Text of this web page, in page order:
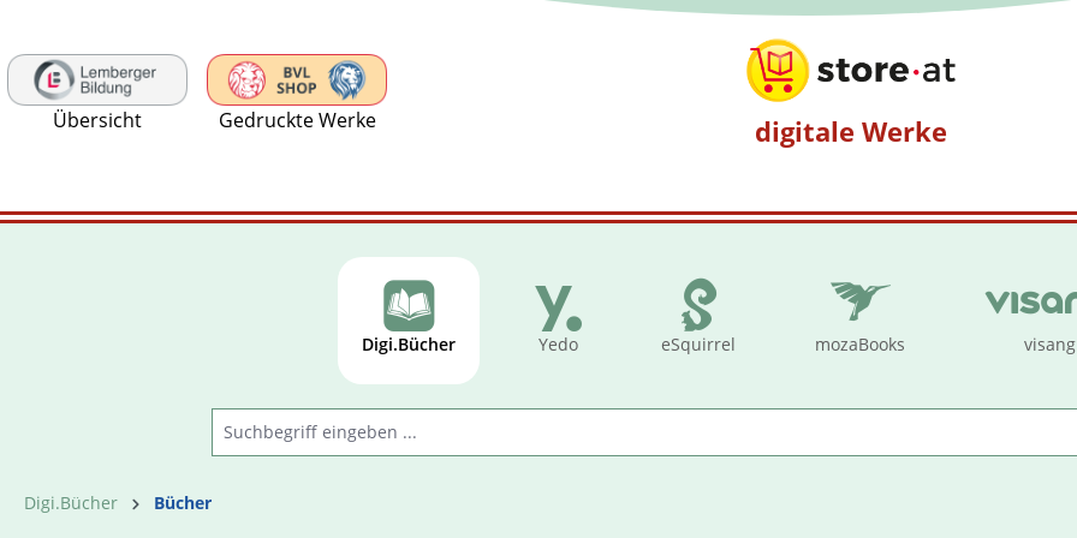
Übersicht Gedruckte Werke digitale Werke
Digi.Bücher Yedo eSquirrel mozaBooks visang
Digi.Bücher Bücher